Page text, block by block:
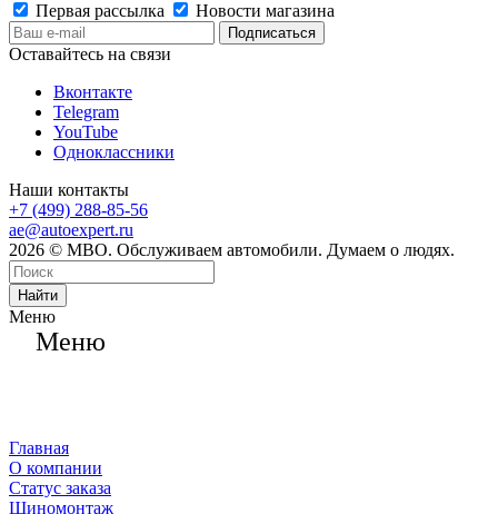
Первая рассылка
Новости магазина
Оставайтесь на связи
Вконтакте
Telegram
YouTube
Одноклассники
Наши контакты
+7 (499) 288-85-56
ae@autoexpert.ru
2026 © МВО. Обслуживаем автомобили. Думаем о людях.
Найти
Меню
Меню
Главная
О компании
Статус заказа
Шиномонтаж